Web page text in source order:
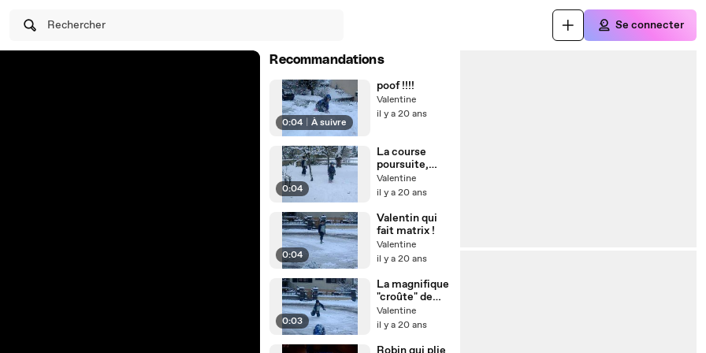
Rechercher Se connecter
Recommandations
0:04 À suivre
poof !!!!
Valentine
il y a 20 ans
0:04
La course
poursuite,
tacklée
Valentine
il y a 20 ans
0:04
Valentin qui
fait matrix !
Valentine
il y a 20 ans
0:03
La magnifique
"croûte" de
Valentin !!
Valentine
il y a 20 ans